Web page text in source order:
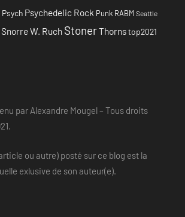
Psych Psychedelic Rock Punk RABM Seattle
Snorre W. Ruch StonerThornstop2021
par Alexandre Mougel – Tous droits
ou autre) posté sur ce blog est la
exlusive de son auteur(e).